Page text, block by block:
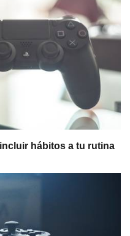
hábitos a tu rutina